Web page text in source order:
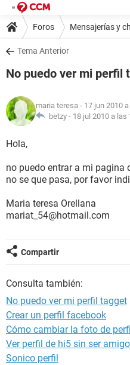
Foros Mensajerías y
Tema Anterior
No puedo ver mi perfil
maria teresa - 17 jun 2010
betzy - 18 jul 2010 a las
Hola,
no puedo entrar a mi pagina
no se que pasa, por favor
Maria teresa Orellana
mariat_54@hotmail.com
Compartir
Consulta también:
No puedo ver mi perfil tagget
Crear un perfil facebook
Cómo cambiar la foto de
Ver perfil de hi5 sin ser amigo
Sonico perfil